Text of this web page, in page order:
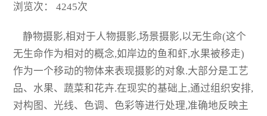
浏览次： 4245次
静物摄影,相对于人物摄影,场景摄影,以无生命(这个
无生命作为相对的概念,如岸边的鱼和虾,水果被移走)
作为一个移动的物体来表现摄影的对象.大部分是工艺
品、水果、蔬菜和花卉.在现实的基础上,通过组织安排,
对构图、光线、色调、色彩等进行处理,准确地反映主